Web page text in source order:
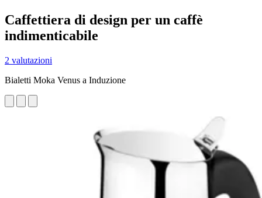
Caffettiera di design per un caffè
indimenticabile
2 valutazioni
Bialetti Moka Venus a Induzione